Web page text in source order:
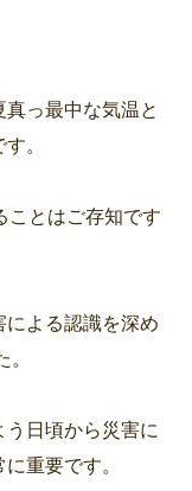
っ最中な気温と
。
ことはご存知です
よる認識を深め
日頃から災害に
重要です。